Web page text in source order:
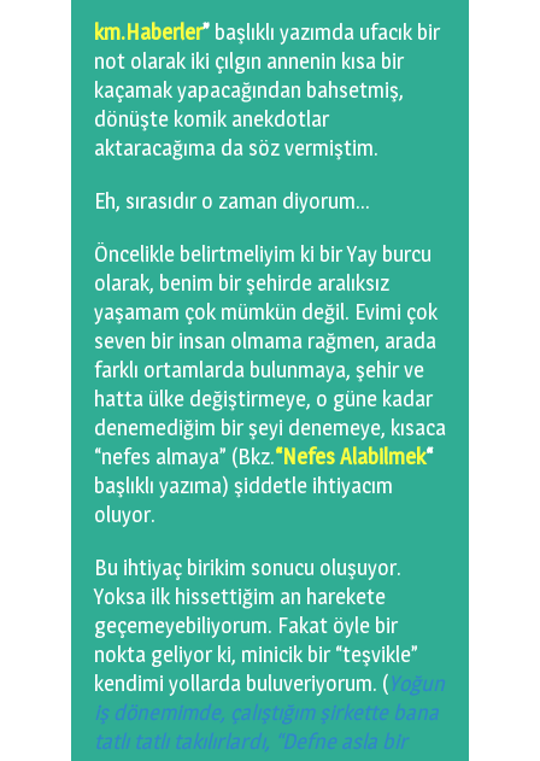
Filmlerimiz
Hadi Bize Yazın
km.Haberler” başlıklı yazımda ufacık bir
not olarak iki çılgın annenin kısa bir
kaçamak yapacağından bahsetmiş,
dönüşte komik anekdotlar
aktaracağıma da söz vermiştim.
Eh, sırasıdır o zaman diyorum…
Öncelikle belirtmeliyim ki bir Yay burcu
olarak, benim bir şehirde aralıksız
yaşamam çok mümkün değil. Evimi çok
seven bir insan olmama rağmen, arada
farklı ortamlarda bulunmaya, şehir ve
hatta ülke değiştirmeye, o güne kadar
denemediğim bir şeyi denemeye, kısaca
“nefes almaya” (Bkz.“Nefes Alabilmek“
başlıklı yazıma) şiddetle ihtiyacım
oluyor.
Bu ihtiyaç birikim sonucu oluşuyor.
Yoksa ilk hissettiğim an harekete
geçemeyebiliyorum. Fakat öyle bir
nokta geliyor ki, minicik bir “teşvikle”
kendimi yollarda buluveriyorum. (Yoğun
iş dönemimde, çalıştığım şirkette bana
tatlı tatlı takılırlardı, “Defne asla bir